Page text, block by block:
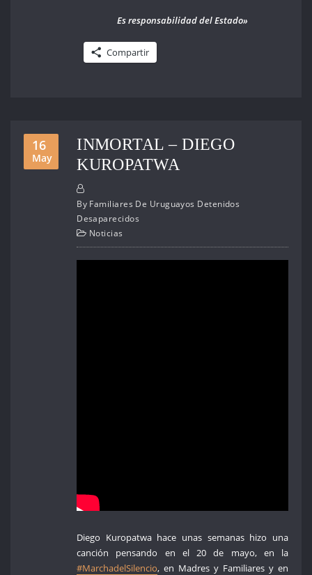
Es responsabilidad del Estado»
Compartir
16
May
INMORTAL – DIEGO
KUROPATWA
By Familiares De Uruguayos Detenidos
Desaparecidos
Noticias
Diego Kuropatwa hace unas semanas hizo una
canción pensando en el 20 de mayo, en la
#MarchadelSilencio, en Madres y Familiares y en